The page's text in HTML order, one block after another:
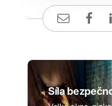
Síla